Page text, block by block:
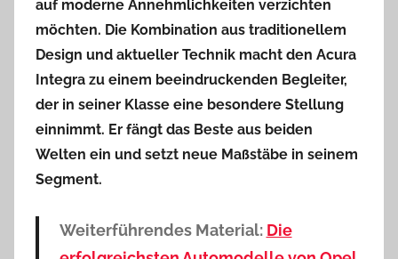
auf moderne Annehmlichkeiten verzichten
möchten. Die Kombination aus traditionellem
Design und aktueller Technik macht den Acura
Integra zu einem beeindruckenden Begleiter,
der in seiner Klasse eine besondere Stellung
einnimmt. Er fängt das Beste aus beiden
Welten ein und setzt neue Maßstäbe in seinem
Segment.
Weiterführendes Material: Die